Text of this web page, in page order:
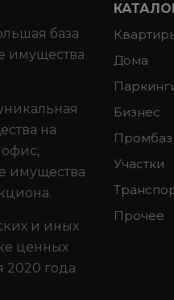
база
имущества
на
офис,
имущества
и иных
ценных
2020 года
Дома
Бизнес
Участки
Прочее